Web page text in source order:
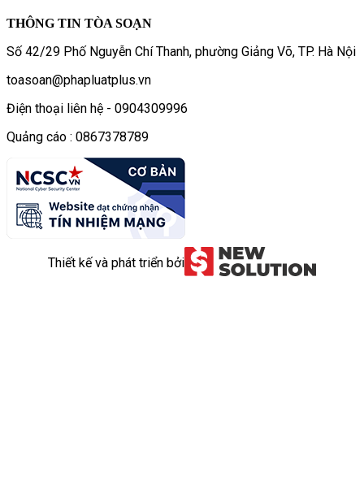
THÔNG TIN TÒA SOẠN
Số 42/29 Phố Nguyễn Chí Thanh, phường Giảng Võ, TP. Hà Nội
toasoan@phapluatplus.vn
Điện thoại liên hệ - 0904309996
Quảng cáo : 0867378789
Thiết kế và phát triển bởi